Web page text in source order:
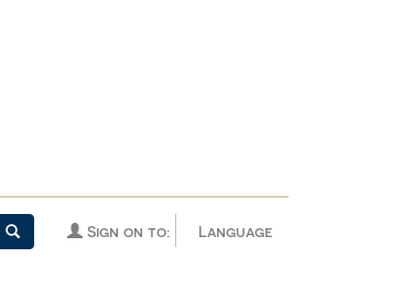
Language
Sign on to: